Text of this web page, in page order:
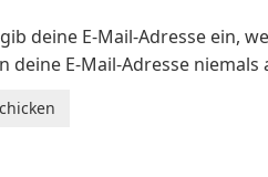
deine E-Mail-Adresse ein,
deine E-Mail-Adresse niemals